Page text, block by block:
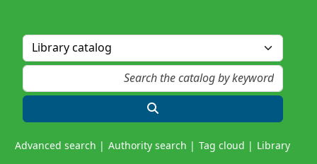
Advanced search Authority search Tag cloud Library